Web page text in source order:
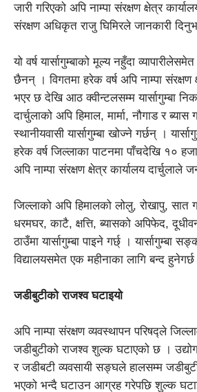
जारी गरिएको अपि नाम्पा संरक्षण क्षेत्र
संरक्षण अधिकृत राजु घिमिरले जानकारी
यो वर्ष यार्सागुम्बाको मूल्य नहुँदा
छैनन् । विगतमा हरेक वर्ष अपि नाम्पा संरक्षण
भएर छ देखि आठ क्वीन्टलसम्म यार्सागुम्बा
दार्चुलाको अपि हिमाल, मार्मा, नौगाड र ब्यास
स्थानीयवासी यार्सागुम्बा खोज्ने गर्छन् ।
हरेक वर्ष जिल्लाका पाटनमा पाँचदेखि १०
अपि नाम्पा संरक्षण क्षेत्र कार्यालय दार्चुलाले
जिल्लाको अपि हिमालको लोलु, रोखापु, सात
धरमघर, काटै, क्षत्ति, ब्यासको अपिफेद,
ठाउँमा यार्सागुम्बा पाइने गर्छ् । यार्सागुम्बा
विद्यालयसमेत एक महीनाका लागि बन्द
जडीबुटीको राजश्व घटाइयो
अपि नाम्पा संरक्षण व्यवस्थापन परिषद्ले
जडीबुटीको राजश्व शुल्क घटाएको छ ।
र जडीबटी व्यवसायी सङ्घले हालसम्म
भएको भन्दै घटाउन आग्रह गरेपछि शुल्क